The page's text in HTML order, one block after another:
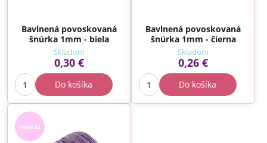
Bavlnená povoskovaná
šnúrka 1mm - biela
Skladom
0,30 €
Do košíka
Bavlnená povoskovaná
šnúrka 1mm - čierna
Skladom
0,26 €
Do košíka
metráž